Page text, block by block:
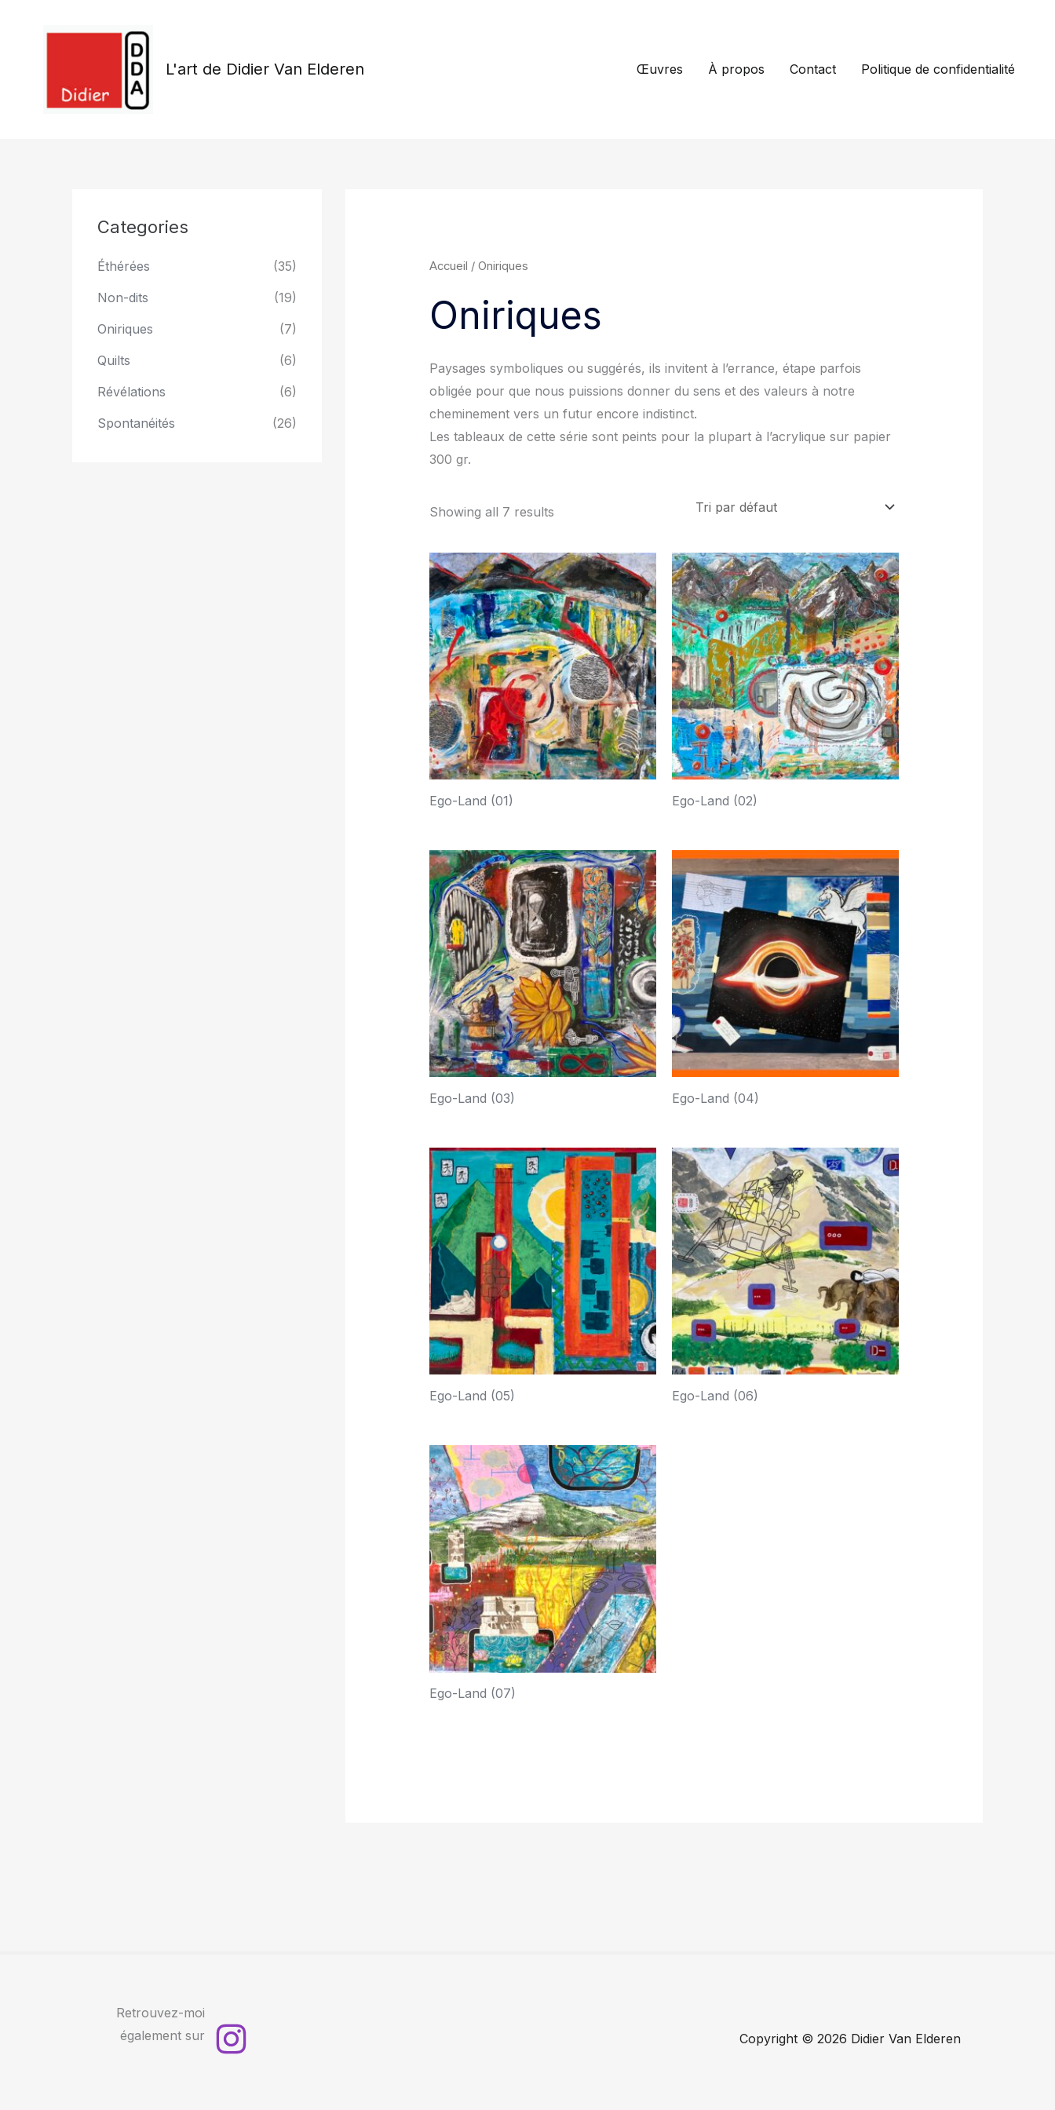
L'art de Didier Van Elderen Œuvres À propos Contact Politique de confidentialité
Categories
Éthérées
(35)
Non-dits
(19)
Oniriques
(7)
Quilts
(6)
Révélations
(6)
Spontanéités
(26)
Accueil / Oniriques
Oniriques
Paysages symboliques ou suggérés, ils invitent à l’errance, étape parfois
obligée pour que nous puissions donner du sens et des valeurs à notre
cheminement vers un futur encore indistinct.
Les tableaux de cette série sont peints pour la plupart à l’acrylique sur papier
300 gr.
Showing all 7 results
Ego-Land (01) Ego-Land (02)
Ego-Land (03) Ego-Land (04)
Ego-Land (05) Ego-Land (06)
Ego-Land (07)
Retrouvez-moi
également sur
Copyright © 2026 Didier Van Elderen